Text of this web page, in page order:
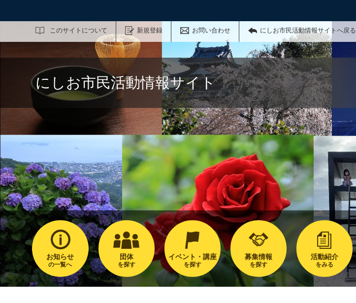
このサイトについて 新規登録 お問い合わせ にしお市民活動情報サイトへ戻る
サイト内検索
にしお市民活動情報サイト
お知らせ
の一覧へ
団体
を探す
イベント・講座
を探す
募集情報
を探す
活動紹介
をみる